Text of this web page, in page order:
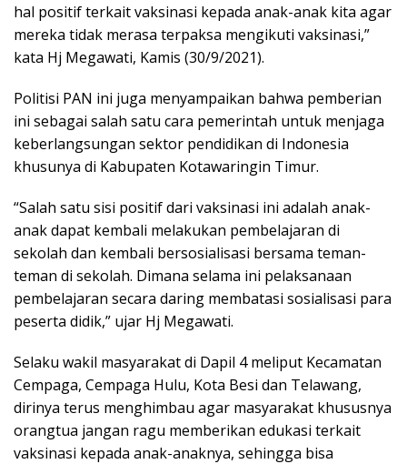
hal positif terkait vaksinasi kepada anak-anak kita agar
mereka tidak merasa terpaksa mengikuti vaksinasi,”
kata Hj Megawati, Kamis (30/9/2021).
Politisi PAN ini juga menyampaikan bahwa pemberian
ini sebagai salah satu cara pemerintah untuk menjaga
keberlangsungan sektor pendidikan di Indonesia
khusunya di Kabupaten Kotawaringin Timur.
“Salah satu sisi positif dari vaksinasi ini adalah anak-
anak dapat kembali melakukan pembelajaran di
sekolah dan kembali bersosialisasi bersama teman-
teman di sekolah. Dimana selama ini pelaksanaan
pembelajaran secara daring membatasi sosialisasi para
peserta didik,” ujar Hj Megawati.
Selaku wakil masyarakat di Dapil 4 meliput Kecamatan
Cempaga, Cempaga Hulu, Kota Besi dan Telawang,
dirinya terus menghimbau agar masyarakat khususnya
orangtua jangan ragu memberikan edukasi terkait
vaksinasi kepada anak-anaknya, sehingga bisa